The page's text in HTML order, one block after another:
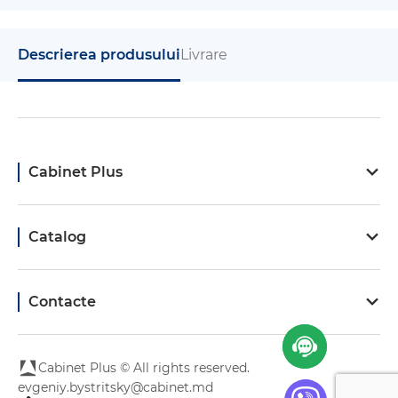
Descrierea produsuluiLivrare
Cabinet Plus
Catalog
Contacte
Cabinet Plus © All rights reserved.
evgeniy.bystritsky@cabinet.md